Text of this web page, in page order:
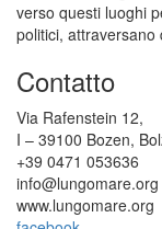
verso questi luoghi
politici, attraversano
Contatto
Via Rafenstein 12,
I – 39100 Bozen,
+39 0471 053636
info@lungomare.org
www.lungomare.org